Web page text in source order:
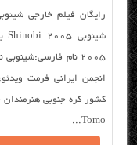
Tomo...